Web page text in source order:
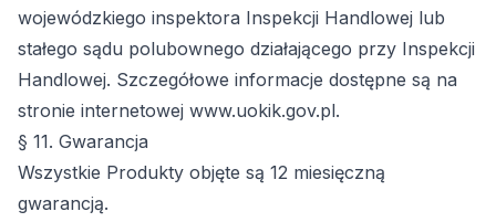
wojewódzkiego inspektora Inspekcji Handlowej lub
stałego sądu polubownego działającego przy Inspekcji
Handlowej. Szczegółowe informacje dostępne są na
stronie internetowej www.uokik.gov.pl.
§ 11. Gwarancja
Wszystkie Produkty objęte są 12 miesięczną
gwarancją.